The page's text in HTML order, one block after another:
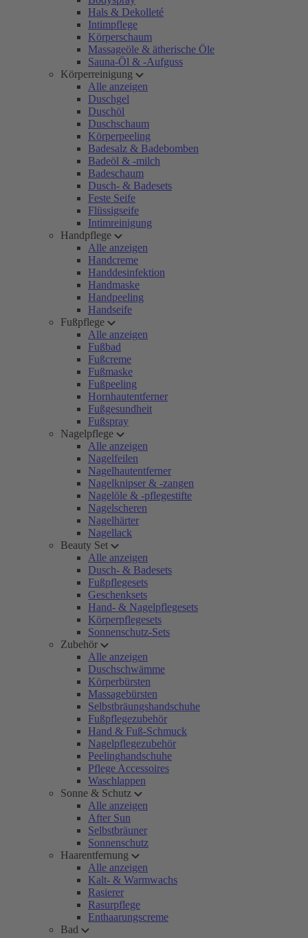
Hals & Dekolleté
Intimpflege
Körperschaum
Massageöle & ätherische Öle
Sauna-Öl & -Aufguss
Körperreinigung
Alle anzeigen
Duschgel
Duschöl
Duschschaum
Körperpeeling
Badesalz & Badebomben
Badeöl & -milch
Badeschaum
Dusch- & Badesets
Feste Seife
Flüssigseife
Intimreinigung
Handpflege
Alle anzeigen
Handcreme
Handdesinfektion
Handmaske
Handpeeling
Handseife
Fußpflege
Alle anzeigen
Fußbad
Fußcreme
Fußmaske
Fußpeeling
Hornhautentferner
Fußgesundheit
Fußspray
Nagelpflege
Alle anzeigen
Nagelfeilen
Nagelhautentferner
Nagelknipser & -zangen
Nagelöle & -pflegestifte
Nagelscheren
Nagelhärter
Nagellack
Beauty Set
Alle anzeigen
Dusch- & Badesets
Fußpflegesets
Geschenksets
Hand- & Nagelpflegesets
Körperpflegesets
Sonnenschutz-Sets
Zubehör
Alle anzeigen
Duschschwämme
Körperbürsten
Massagebürsten
Selbstbräungshandschuhe
Fußpflegezubehör
Hand & Fuß-Schmuck
Nagelpflegezubehör
Peelinghandschuhe
Pflege Accessoires
Waschlappen
Sonne & Schutz
Alle anzeigen
After Sun
Selbstbräuner
Sonnenschutz
Haarentfernung
Alle anzeigen
Kalt- & Warmwachs
Rasierer
Rasurpflege
Enthaarungscreme
Bad